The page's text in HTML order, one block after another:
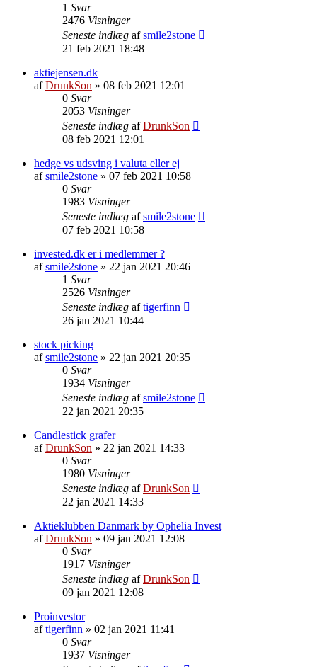
1 Svar
2476 Visninger
Seneste indlæg afsmile2stone
21 feb 2021 18:48
aktiejensen.dk
afDrunkSon » 08 feb 2021 12:01
0 Svar
2053 Visninger
Seneste indlæg afDrunkSon
08 feb 2021 12:01
hedge vs udsving i valuta eller ej
afsmile2stone » 07 feb 2021 10:58
0 Svar
1983 Visninger
Seneste indlæg afsmile2stone
07 feb 2021 10:58
invested.dk er i medlemmer ?
afsmile2stone » 22 jan 2021 20:46
1 Svar
2526 Visninger
Seneste indlæg aftigerfinn
26 jan 2021 10:44
stock picking
afsmile2stone » 22 jan 2021 20:35
0 Svar
1934 Visninger
Seneste indlæg afsmile2stone
22 jan 2021 20:35
Candlestick grafer
afDrunkSon » 22 jan 2021 14:33
0 Svar
1980 Visninger
Seneste indlæg afDrunkSon
22 jan 2021 14:33
Aktieklubben Danmark by Ophelia Invest
afDrunkSon » 09 jan 2021 12:08
0 Svar
1917 Visninger
Seneste indlæg afDrunkSon
09 jan 2021 12:08
Proinvestor
aftigerfinn » 02 jan 2021 11:41
0 Svar
1937 Visninger